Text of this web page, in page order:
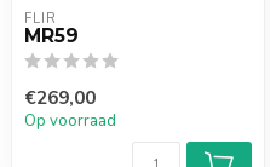
FLIR
MR59
€269,00
Op voorraad